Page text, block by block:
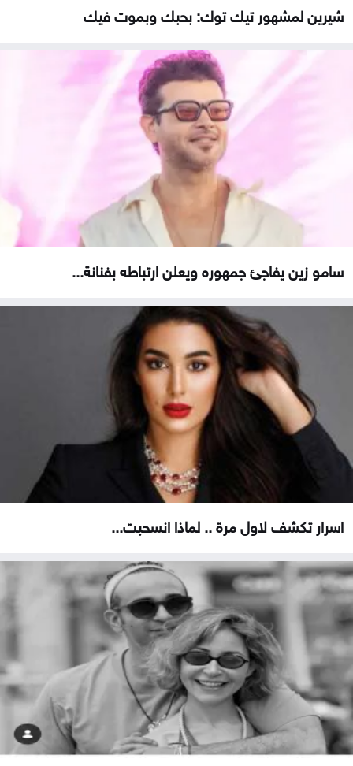
شيرين لمشهور تيك توك: بحبك وبموت فيك
سامو زين يفاجئ جمهوره ويعلن ارتباطه بفنانة...
اسرار تكشف لاول مرة .. لماذا انسحبت...